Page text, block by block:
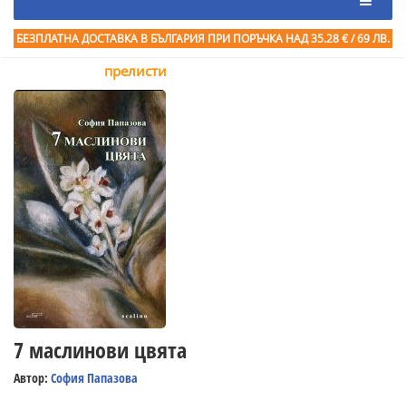
БЕЗПЛАТНА ДОСТАВКА В БЪЛГАРИЯ ПРИ ПОРЪЧКА НАД 35.28 € / 69 ЛВ.
прелисти
7 маслинови цвята
Автор: София Папазова